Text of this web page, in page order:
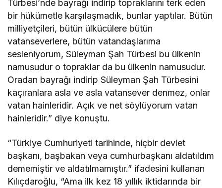
Türbesi’nde bayrağı indirip topraklarını terk eden
bir hükümetle karşılaşmadık, bunlar yaptılar. Bütün
milliyetçileri, bütün ülkücülere bütün
vatanseverlere, bütün vatandaşlarıma
sesleniyorum, Süleyman Şah Türbesi bu ülkenin
namusudur o topraklar da bu ülkenin namusudur.
Oradan bayrağı indirip Süleyman Şah Türbesini
kaçıranlara asla ve asla vatansever denmez, onlar
vatan hainleridir. Açık ve net söylüyorum vatan
hainleridir.” diye konuştu.
“Türkiye Cumhuriyeti tarihinde, hiçbir devlet
başkanı, başbakan veya cumhurbaşkanı aldatıldım
dememiştir ve aldatılmamıştır.” ifadesini kullanan
Kılıçdaroğlu, “Ama ilk kez 18 yıllık iktidarında bir